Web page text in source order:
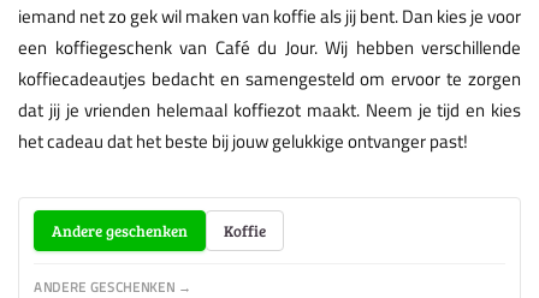
iemand net zo gek wil maken van koffie als jij bent. Dan kies je voor
een koffiegeschenk van Café du Jour. Wij hebben verschillende
koffiecadeautjes bedacht en samengesteld om ervoor te zorgen
dat jij je vrienden helemaal koffiezot maakt. Neem je tijd en kies
het cadeau dat het beste bij jouw gelukkige ontvanger past!
Andere geschenken Koffie
ANDERE GESCHENKEN →